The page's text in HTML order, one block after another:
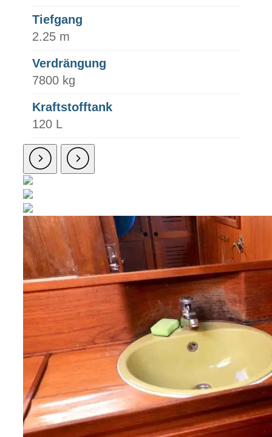
Tiefgang
2.25 m
Verdrängung
7800 kg
Kraftstofftank
120 L